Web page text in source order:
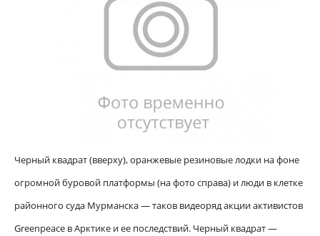
Черный квадрат (вверху), оранжевые резиновые лодки на фоне
огромной буровой платформы (на фото справа) и люди в клетке
районного суда Мурманска — таков видеоряд акции активистов
Greenpeace в Арктике и ее последствий. Черный квадрат —